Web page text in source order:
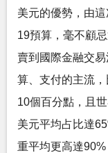
美元的優勢，由
19預算，毫不顧
賣到國際金融交
算、支付的主流
10個百分點，且
美元平均占比達
重平均更高達